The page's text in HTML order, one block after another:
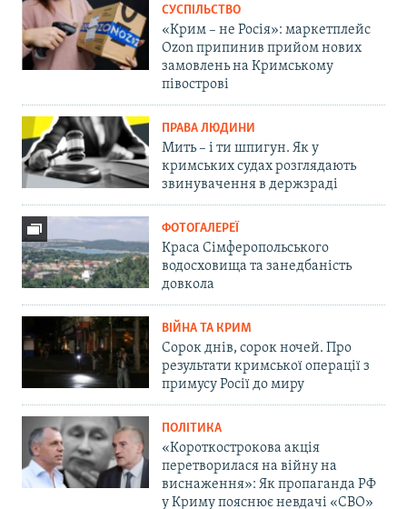
СУСПІЛЬСТВО
«Крим – не Росія»: маркетплейс
Ozon припинив прийом нових
замовлень на Кримському
півострові
ПРАВА ЛЮДИНИ
Мить – і ти шпигун. Як у
кримських судах розглядають
звинувачення в держзраді
ФОТОГАЛЕРЕЇ
Краса Сімферопольського
водосховища та занедбаність
довкола
ВІЙНА ТА КРИМ
Сорок днів, сорок ночей. Про
результати кримської операції з
примусу Росії до миру
ПОЛІТИКА
«Короткострокова акція
перетворилася на війну на
виснаження»: Як пропаганда РФ
у Криму пояснює невдачі «СВО»